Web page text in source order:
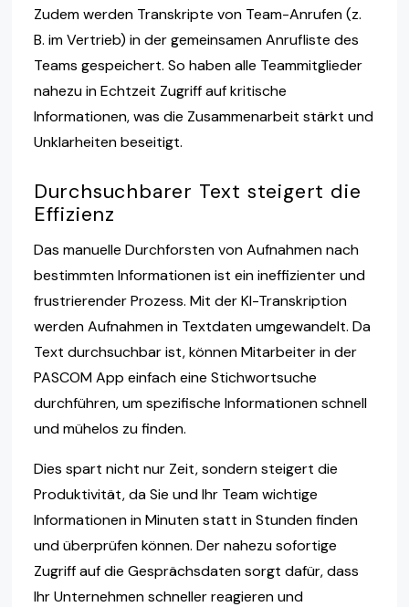
Zudem werden Transkripte von Team-Anrufen (z.
B. im Vertrieb) in der gemeinsamen Anrufliste des
Teams gespeichert. So haben alle Teammitglieder
nahezu in Echtzeit Zugriff auf kritische
Informationen, was die Zusammenarbeit stärkt und
Unklarheiten beseitigt.
Durchsuchbarer Text steigert die
Effizienz
Das manuelle Durchforsten von Aufnahmen nach
bestimmten Informationen ist ein ineffizienter und
frustrierender Prozess. Mit der KI-Transkription
werden Aufnahmen in Textdaten umgewandelt. Da
Text durchsuchbar ist, können Mitarbeiter in der
PASCOM App einfach eine Stichwortsuche
durchführen, um spezifische Informationen schnell
und mühelos zu finden.
Dies spart nicht nur Zeit, sondern steigert die
Produktivität, da Sie und Ihr Team wichtige
Informationen in Minuten statt in Stunden finden
und überprüfen können. Der nahezu sofortige
Zugriff auf die Gesprächsdaten sorgt dafür, dass
Ihr Unternehmen schneller reagieren und